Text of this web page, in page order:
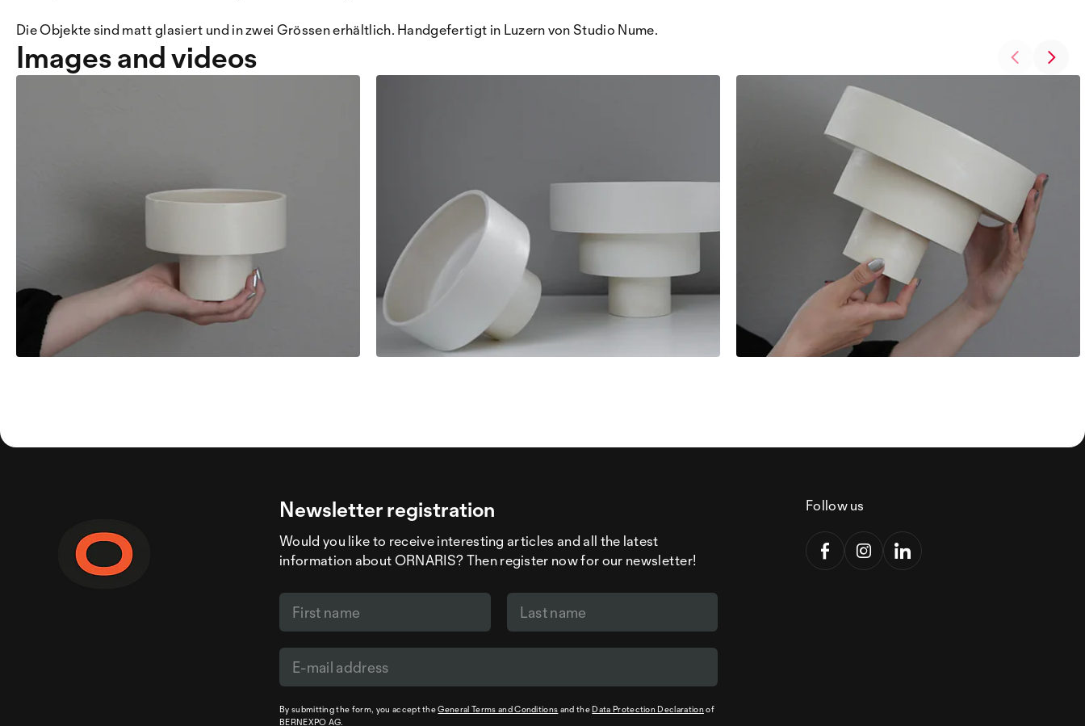
Die Objekte sind matt glasiert und in zwei Grössen erhältlich. Handgefertigt in Luzern von Studio Nume.
Images and videos
Newsletter registration
Would you like to receive interesting articles and all the latest
information about ORNARIS? Then register now for our newsletter!
By submitting the form, you accept theGeneral Terms and Conditions and the Data Protection Declarationof
BERNEXPO AG.
Follow us